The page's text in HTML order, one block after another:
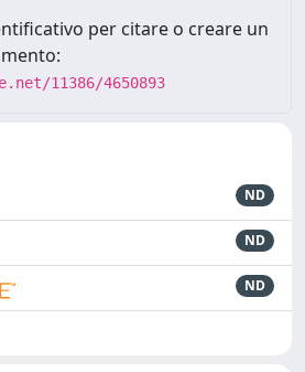
per citare o creare un
11386/4650893
ND
ND
ND